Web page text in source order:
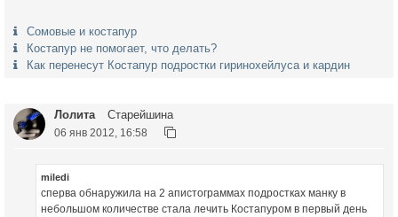
Сомовые и костапур
Костапур не помогает, что делать?
Как перенесут Костапур подростки гиринохейлуса и кардин
Лолита Старейшина
06 янв 2012, 16:58
miledi
сперва обнаружила на 2 апистограммах подростках манку в
небольшом количестве стала лечить Костапуром в первый день